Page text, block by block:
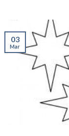
03
Mar